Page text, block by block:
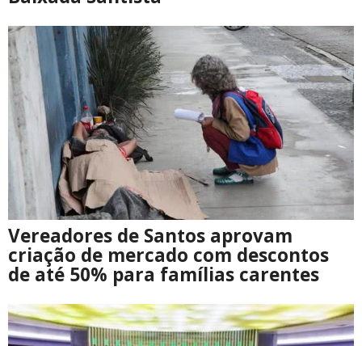
Vereadores de Santos aprovam
criação de mercado com descontos
de até 50% para famílias carentes